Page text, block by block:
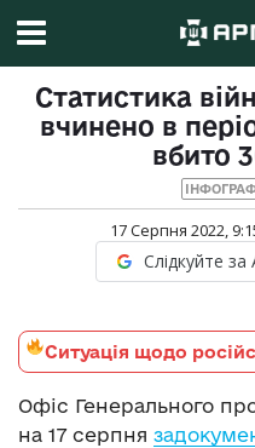
Статистика
вчинено в
вбито
17 Серпня 2022,
Слідкуйте
Ситуація щодо
Офіс Генерального
на 17 серпня